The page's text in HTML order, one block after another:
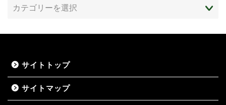
サイトトップ
サイトマップ